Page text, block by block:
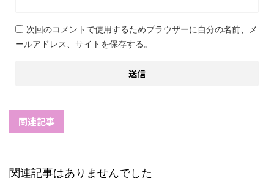
次回のコメントで使用するためブラウザーに自分の名前、メ
ールアドレス、サイトを保存する。
関連記事
関連記事はありませんでした